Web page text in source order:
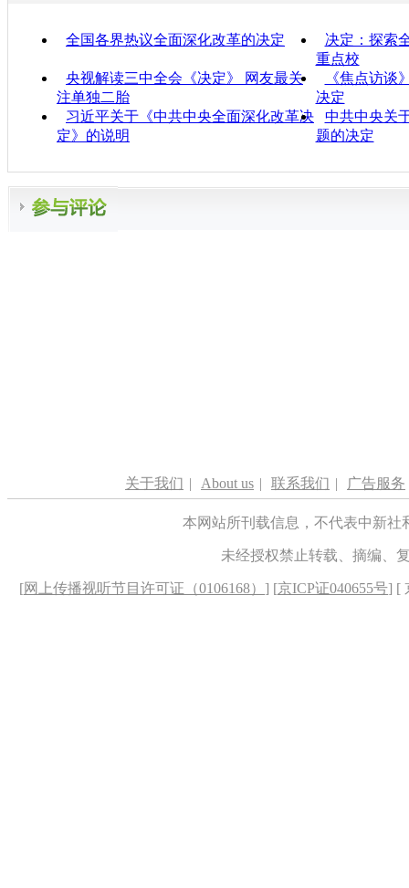
全国各界热议全面深化改革的决定
决定：探索
重点校
央视解读三中全会《决定》 网友最关
注单独二胎
《焦点访谈
决定
习近平关于《中共中央全面深化改革决
定》的说明
中共中央关
题的决定
关于我们 | About us | 联系我们 | 广告服务
本网站所刊载信息，不代表中新
未经授权禁止转载、摘编、
[网上传播视听节目许可证（0106168） ] [京ICP证040655号] [